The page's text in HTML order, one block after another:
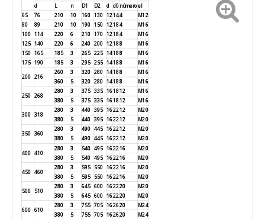
d L n D1 D2 d d0númeroel
65
76 210 10 160 130 12144 M12
80 89 210 10 190 150 12184
M16
100 114 220 6 210 170 12184
M16
125 140 220 6 240 200 12188
M16
150 165 185 3 265 225 14188
M16
175 190 185 3 295 255 14188 M16
200 216
260 3 320 280 14188
M16
360
5 320 280 14188 M16
250 268
280 3 375 335 161812
M16
380
5 375 335 161812 M16
300 318
280 3 440 395 162212
M20
380
5 440 395 162212 M20
350 360
280 3 490 445 162212
M20
380
5 490 445 162212 M20
400 410
280 3 540 495 162216 M20
380 5 540 495 162216 M20
450 460
280 3 595 550 162216 M20
380 5 595 550 162216 M20
500 510
280 3 645 600 162220 M20
380 5 645 600 162220 M20
600 610
280 3 755 705 162620
M24
380
5 755 705 162620 M24